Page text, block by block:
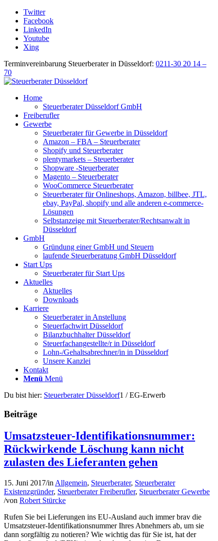
Twitter
Facebook
LinkedIn
Youtube
Xing
Terminvereinbarung Steuerberater in Düsseldorf: 0211-30 20 14 –
70
Home
Steuerberater Düsseldorf GmbH
Freiberufler
Gewerbe
Steuerberater für Gewerbe in Düsseldorf
Amazon – FBA – Steuerberater
Shopify und Steuerberater
plentymarkets – Steuerberater
Shopware -Steuerberater
Magento – Steuerberater
WooCommerce Steuerberater
Steuerberater für Onlineshops, Amazon, billbee, JTL,
ebay, PayPal, shopify und alle anderen e-commerce-
Lösungen
Selbstanzeige mit Steuerberater/Rechtsanwalt in
Düsseldorf
GmbH
Gründung einer GmbH und Steuern
laufende Steuerberatung GmbH Düsseldorf
Start Ups
Steuerberater für Start Ups
Aktuelles
Aktuelles
Downloads
Karriere
Steuerberater in Anstellung
Steuerfachwirt Düsseldorf
Bilanzbuchhalter Düsseldorf
Steuerfachangestellte/r in Düsseldorf
Lohn-/Gehaltsabrechner/in in Düsseldorf
Unsere Kanzlei
Kontakt
Menü Menü
Du bist hier: Steuerberater Düsseldorf1 / EG-Erwerb
Beiträge
Umsatzsteuer-Identifikationsnummer:
Rückwirkende Löschung kann nicht
zulasten des Lieferanten gehen
15. Juni 2017/in Allgemein, Steuerberater, Steuerberater
Existenzgründer, Steuerberater Freiberufler, Steuerberater Gewerbe
/von Robert Stürcke
Rufen Sie bei Lieferungen ins EU-Ausland auch immer brav die
Umsatzsteuer-Identifikationsnummer Ihres Abnehmers ab, um sie
dann sorgfältig zu notieren? Wie wichtig das für Sie ist, hat der